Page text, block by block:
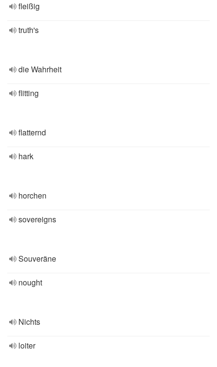
fleißig
truth's
die Wahrheit
flitting
flatternd
hark
horchen
sovereigns
Souveräne
nought
Nichts
loiter